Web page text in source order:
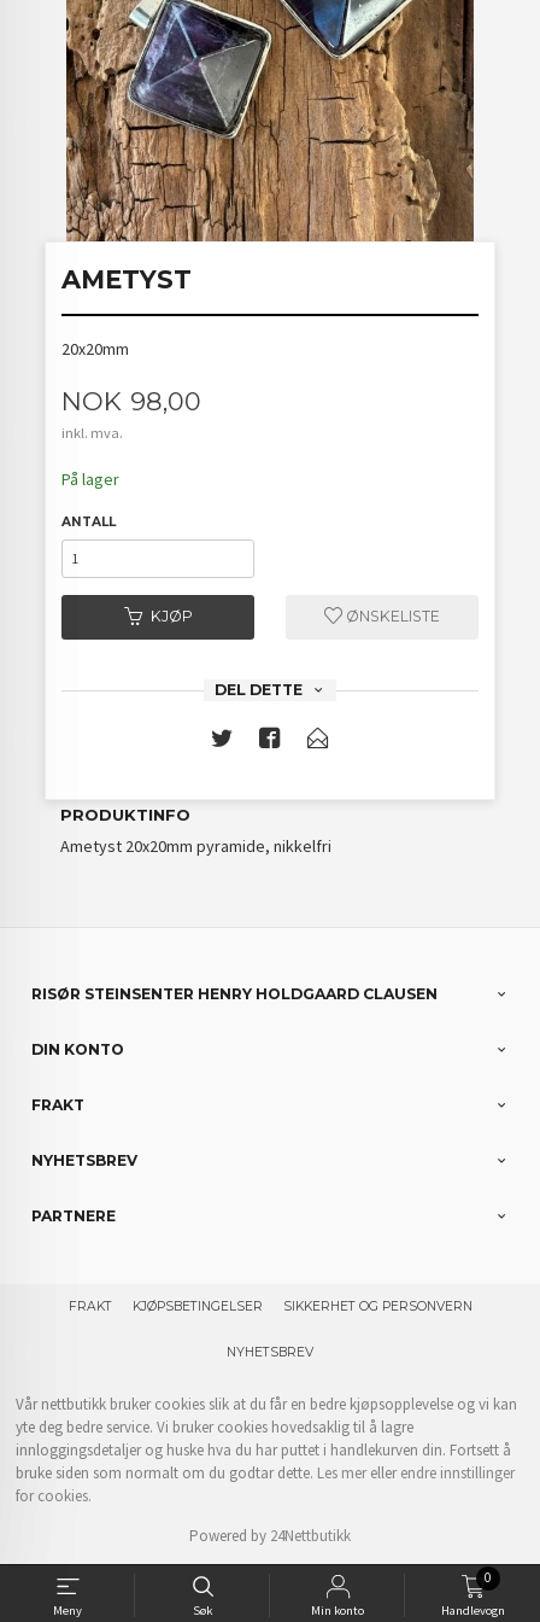
Meny Søk Min konto Handlevogn
0
AMETYST
20x20mm
Pris
NOK 98,00
inkl. mva.
På lager
ANTALL
KJØP ØNSKELISTE
DEL DETTE
PRODUKTINFO
Ametyst 20x20mm pyramide, nikkelfri
RISØR STEINSENTER HENRY HOLDGAARD CLAUSEN
DIN KONTO
FRAKT
NYHETSBREV
PARTNERE
FRAKT KJØPSBETINGELSER SIKKERHET OG PERSONVERN
NYHETSBREV
Vår nettbutikk bruker cookies slik at du får en bedre kjøpsopplevelse og vi kan
yte deg bedre service. Vi bruker cookies hovedsaklig til å lagre
innloggingsdetaljer og huske hva du har puttet i handlekurven din. Fortsett å
bruke siden som normalt om du godtar dette. Les merellerendre innstillinger
for cookies.
Powered by 24Nettbutikk